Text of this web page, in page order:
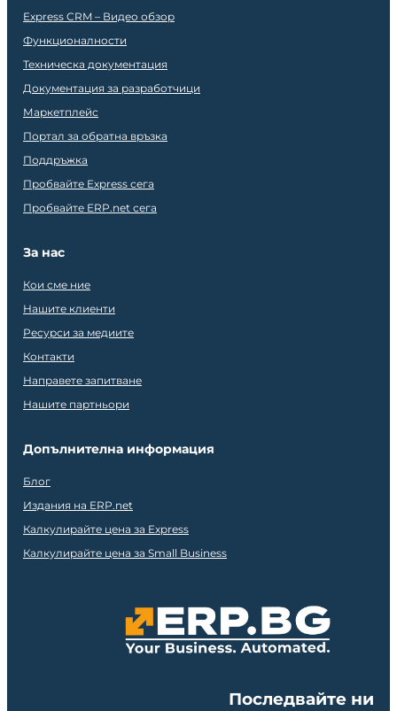
Express CRM – Видео обзор
Функционалности
Техническа документация
Документация за разработчици
Маркетплейс
Портал за обратна връзка
Поддръжка
Пробвайте Express сега
Пробвайте ERP.net сега
За нас
Кои сме ние
Нашите клиенти
Ресурси за медиите
Контакти
Направете запитване
Нашите партньори
Допълнителна информация
Блог
Издания на ERP.net
Калкулирайте цена за Express
Калкулирайте цена за Small Business
Последвайте ни